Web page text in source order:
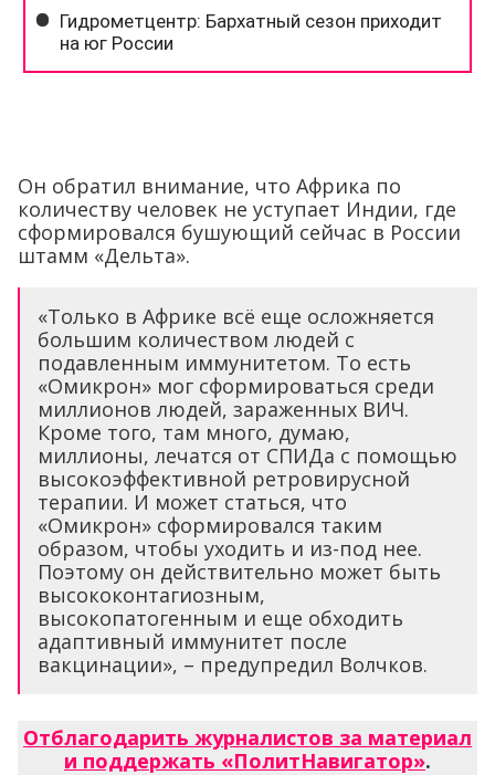
Он обратил внимание, что Африка по
количеству человек не уступает Индии, где
сформировался бушующий сейчас в России
штамм «Дельта».
«Только в Африке всё еще осложняется
большим количеством людей с
подавленным иммунитетом. То есть
«Омикрон» мог сформироваться среди
миллионов людей, зараженных ВИЧ.
Кроме того, там много, думаю,
миллионы, лечатся от СПИДа с помощью
высокоэффективной ретровирусной
терапии. И может статься, что
«Омикрон» сформировался таким
образом, чтобы уходить и из-под нее.
Поэтому он действительно может быть
высококонтагиозным,
высокопатогенным и еще обходить
адаптивный иммунитет после
вакцинации», – предупредил Волчков.
Отблагодарить журналистов за материал
и поддержать «ПолитНавигатор».